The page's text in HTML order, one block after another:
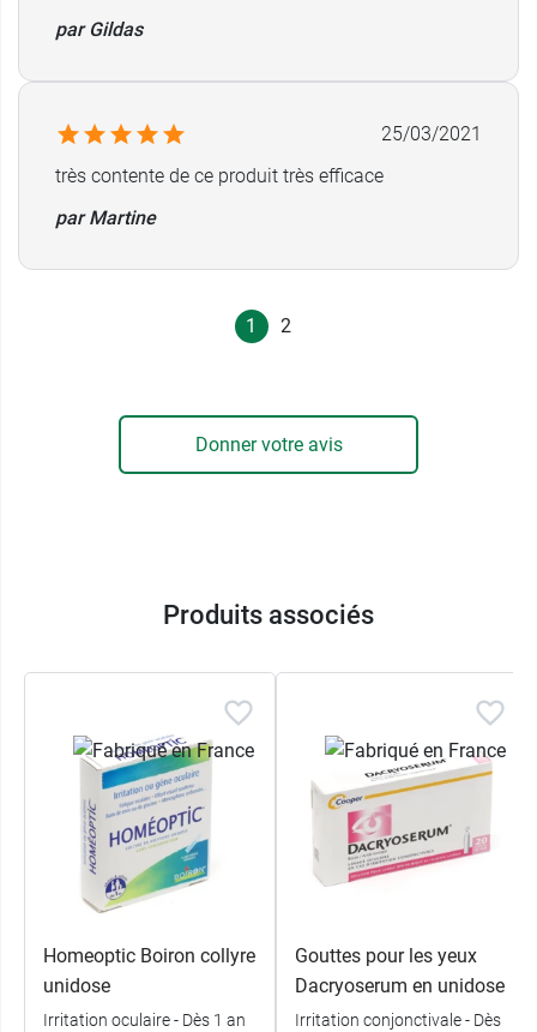
par Gildas
25/03/2021
très contente de ce produit très efficace
par Martine
1 2
Donner votre avis
Produits associés
Homeoptic Boiron collyre
unidose
Irritation oculaire - Dès 1 an
Gouttes pour les yeux
Dacryoserum en unidose
Irritation conjonctivale - Dès